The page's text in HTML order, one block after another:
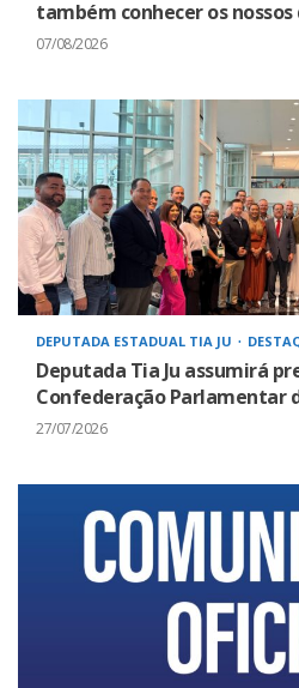
também conhecer os
07/08/2026
DEPUTADA ESTADUAL TIA JU
Deputada Tia Ju assumirá
Confederação Parlamentar
27/07/2026